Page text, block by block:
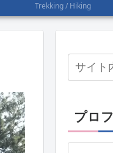
Trekking / Hiking
プロ